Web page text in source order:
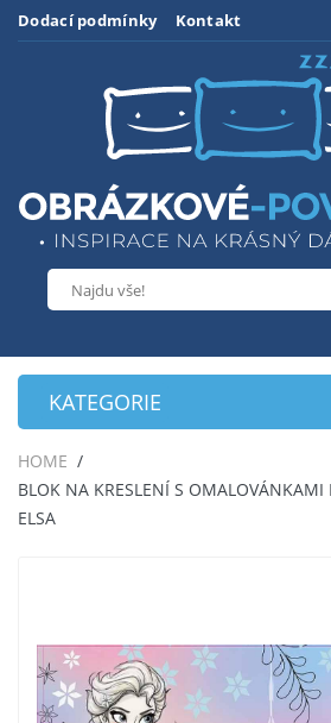
Dodací podmínky Kontakt
KATEGORIE
HOME
BLOK NA KRESLENÍ S OMALOVÁNKAMI
ELSA